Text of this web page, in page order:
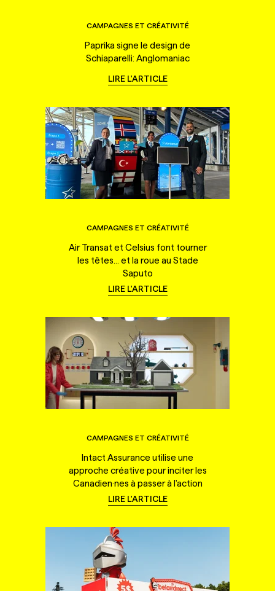
CAMPAGNES ET CRÉATIVITÉ
Paprika signe le design de
Schiaparelli: Anglomaniac
LIRE L'ARTICLE
CAMPAGNES ET CRÉATIVITÉ
Air Transat et Celsius font tourner
les têtes... et la roue au Stade
Saputo
LIRE L'ARTICLE
CAMPAGNES ET CRÉATIVITÉ
Intact Assurance utilise une
approche créative pour inciter les
Canadien·nes à passer à l'action
LIRE L'ARTICLE